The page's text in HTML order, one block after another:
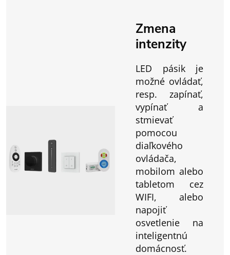
Zmena
intenzity
LED pásik je
možné ovládať,
resp. zapínať,
vypínať a
stmievať
pomocou
diaľkového
ovládača,
mobilom alebo
tabletom cez
WIFI, alebo
napojiť
osvetlenie na
inteligentnú
domácnosť.